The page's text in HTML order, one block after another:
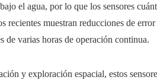
el agua, por lo que los sensores
recientes muestran reducciones de
de varias horas de operación continua.
y exploración espacial, estos